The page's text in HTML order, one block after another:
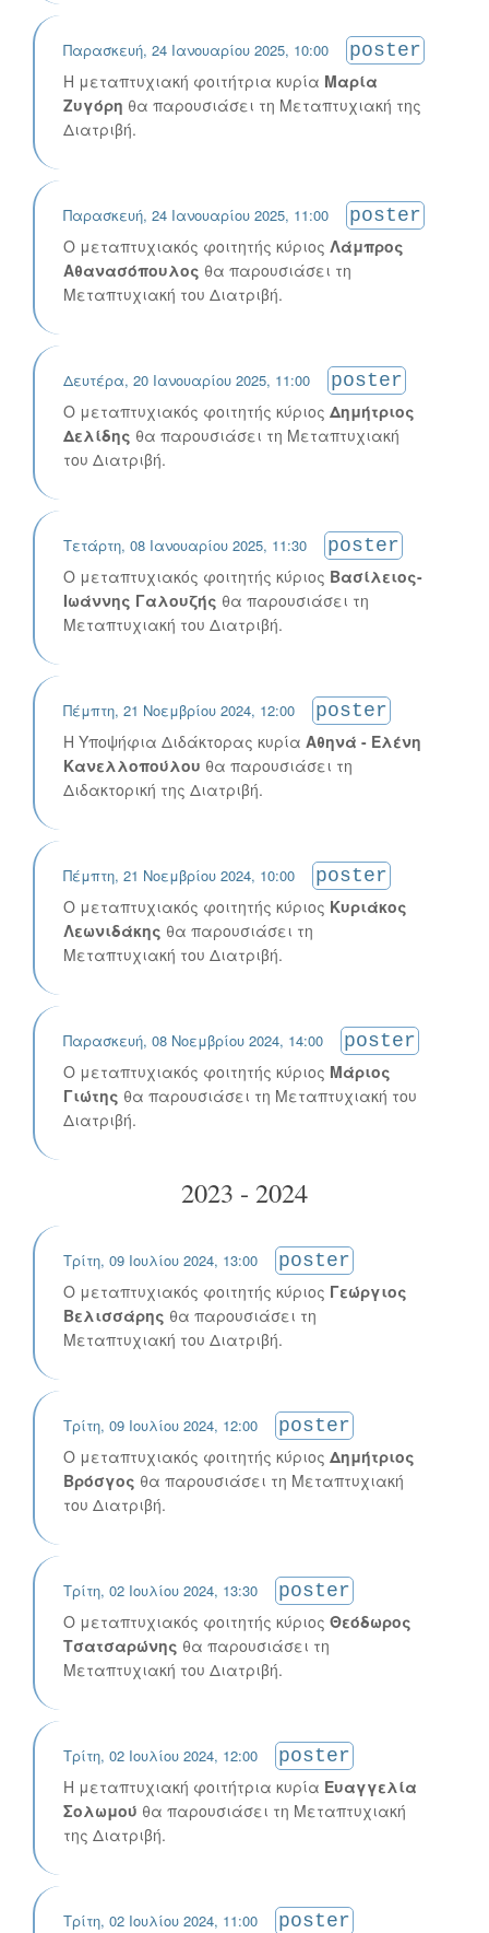
Παρασκευή, 24 Ιανουαρίου 2025, 10:00
poster
Η μεταπτυχιακή φοιτήτρια κυρία Μαρία
Ζυγόρη θα παρουσιάσει τη Μεταπτυχιακή της
Διατριβή.
Παρασκευή, 24 Ιανουαρίου 2025, 11:00
poster
Ο μεταπτυχιακός φοιτητής κύριος Λάμπρος
Αθανασόπουλος θα παρουσιάσει τη
Μεταπτυχιακή του Διατριβή.
Δευτέρα, 20 Ιανουαρίου 2025, 11:00
poster
Ο μεταπτυχιακός φοιτητής κύριος Δημήτριος
Δελίδης θα παρουσιάσει τη Μεταπτυχιακή
του Διατριβή.
Τετάρτη, 08 Ιανουαρίου 2025, 11:30
poster
Ο μεταπτυχιακός φοιτητής κύριος Βασίλειος-
Ιωάννης Γαλουζής θα παρουσιάσει τη
Μεταπτυχιακή του Διατριβή.
Πέμπτη, 21 Νοεμβρίου 2024, 12:00
poster
Η Υποψήφια Διδάκτορας κυρία Αθηνά - Ελένη
Κανελλοπούλου θα παρουσιάσει τη
Διδακτορική της Διατριβή.
Πέμπτη, 21 Νοεμβρίου 2024, 10:00
poster
Ο μεταπτυχιακός φοιτητής κύριος Κυριάκος
Λεωνιδάκης θα παρουσιάσει τη
Μεταπτυχιακή του Διατριβή.
Παρασκευή, 08 Νοεμβρίου 2024, 14:00
poster
Ο μεταπτυχιακός φοιτητής κύριος Μάριος
Γιώτης θα παρουσιάσει τη Μεταπτυχιακή του
Διατριβή.
2023 - 2024
Τρίτη, 09 Ιουλίου 2024, 13:00
poster
Ο μεταπτυχιακός φοιτητής κύριος Γεώργιος
Βελισσάρης θα παρουσιάσει τη
Μεταπτυχιακή του Διατριβή.
Τρίτη, 09 Ιουλίου 2024, 12:00
poster
Ο μεταπτυχιακός φοιτητής κύριος Δημήτριος
Βρόσγος θα παρουσιάσει τη Μεταπτυχιακή
του Διατριβή.
Τρίτη, 02 Ιουλίου 2024, 13:30
poster
Ο μεταπτυχιακός φοιτητής κύριος Θεόδωρος
Τσατσαρώνης θα παρουσιάσει τη
Μεταπτυχιακή του Διατριβή.
Τρίτη, 02 Ιουλίου 2024, 12:00
poster
Η μεταπτυχιακή φοιτήτρια κυρία Ευαγγελία
Σολωμού θα παρουσιάσει τη Μεταπτυχιακή
της Διατριβή.
Τρίτη, 02 Ιουλίου 2024, 11:00 poster